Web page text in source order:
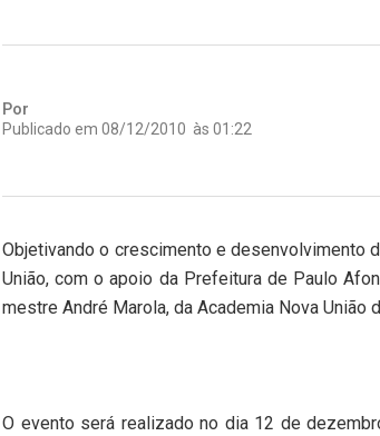
Por
Publicado em 08/12/2010 às 01:22
Objetivando o crescimento e desenvolvimento
União, com o apoio da Prefeitura de Paulo
mestre André Marola, da Academia Nova União
O evento será realizado no dia 12 de